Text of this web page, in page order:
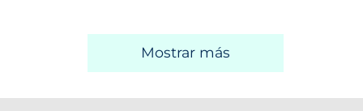
Mostrar más